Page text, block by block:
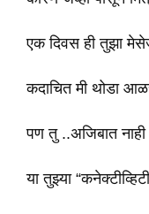
एक दिवस ही तुझा
कदाचित मी थोडा
पण तु ..अजिबात
या तुझ्या